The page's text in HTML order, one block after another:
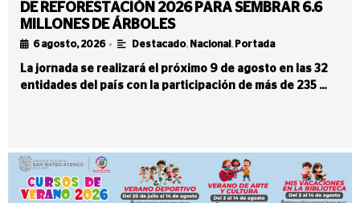
DE REFORESTACIÓN 2026 PARA SEMBRAR 6.6
MILLONES DE ÁRBOLES
6 agosto, 2026 • Destacado, Nacional , Portada
La jornada se realizará el próximo 9 de agosto en las 32
entidades del país con la participación de más de 235 …